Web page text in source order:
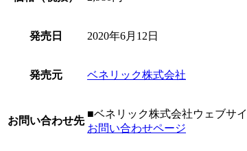
発売日 2020年6月12日
発売元 ベネリック株式会社
お問い合わせ先
■ベネリック株式会社ウェブサ
お問い合わせページ